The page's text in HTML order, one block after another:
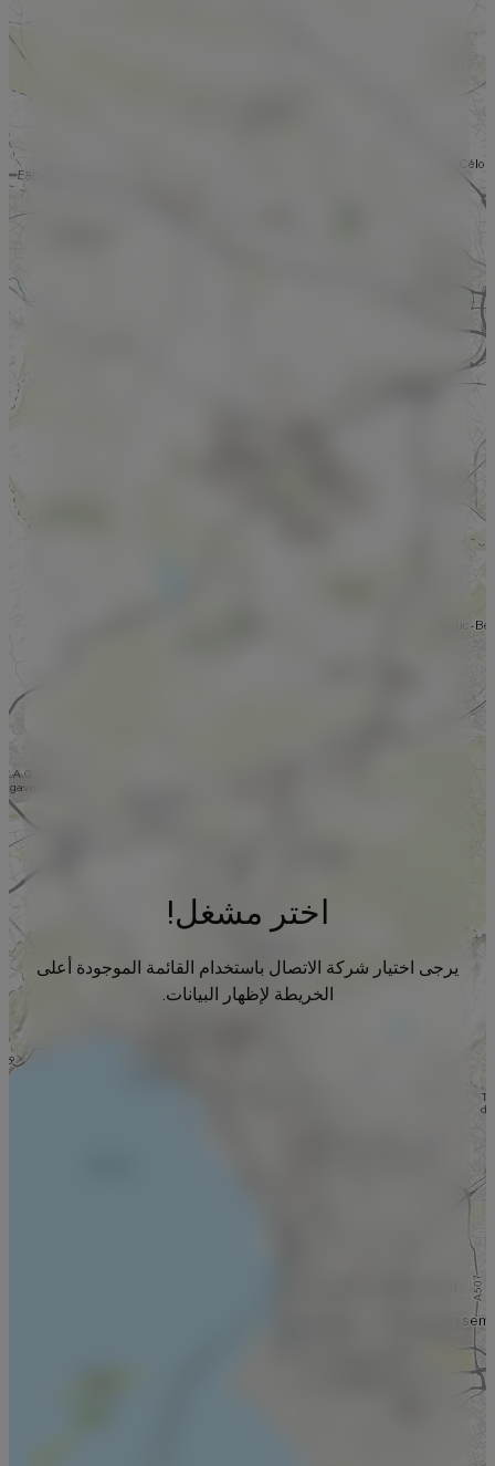
اختر مشغل!
يرجى اختيار شركة الاتصال باستخدام القائمة الموجودة أعلى
الخريطة لإظهار البيانات.